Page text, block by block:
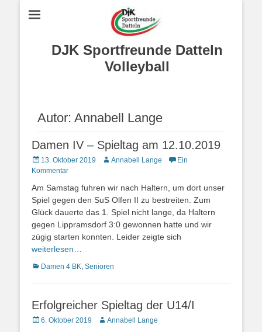
DJK Sportfreunde Datteln
Volleyball
Autor: Annabell Lange
Damen IV – Spieltag am 12.10.2019
Posted
on
13. Oktober 2019 AutorAnnabell Lange
Ein
Kommentar
Am Samstag fuhren wir nach Haltern, um dort unser
Spiel gegen den SuS Olfen II zu bestreiten. Zum
Glück dauerte das 1. Spiel nicht lange, da Haltern
gegen Lippramsdorf 3:0 gewonnen hatte und wir
zügig starten konnten. Leider zeigte sich
weiterlesen…
Kategorien
Damen 4 BK, Senioren
Erfolgreicher Spieltag der U14/I
Posted
6. Oktober 2019 AutorAnnabell Lange